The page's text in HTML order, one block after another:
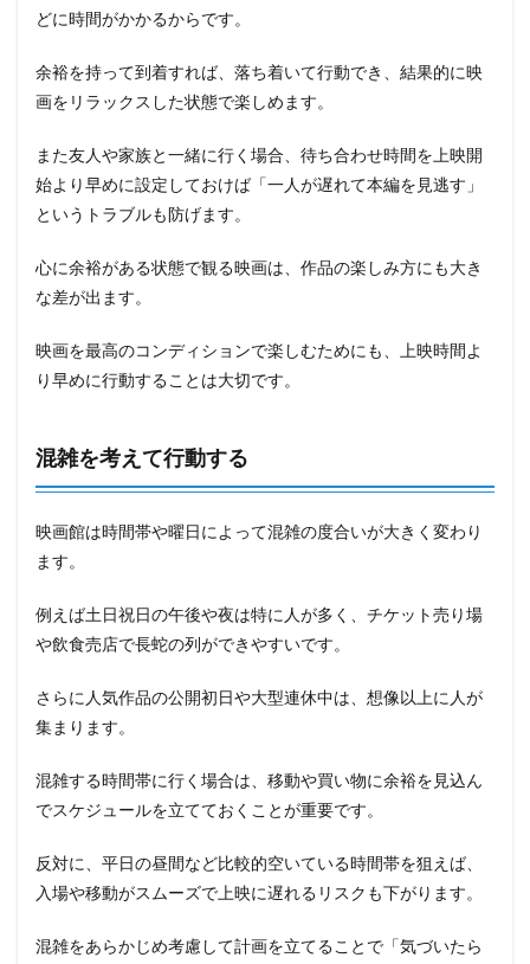
どに時間がかかるからです。
余裕を持って到着すれば、落ち着いて行動でき、結果的に映
画をリラックスした状態で楽しめます。
また友人や家族と一緒に行く場合、待ち合わせ時間を上映開
始より早めに設定しておけば「一人が遅れて本編を見逃す」
というトラブルも防げます。
心に余裕がある状態で観る映画は、作品の楽しみ方にも大き
な差が出ます。
映画を最高のコンディションで楽しむためにも、上映時間よ
り早めに行動することは大切です。
混雑を考えて行動する
映画館は時間帯や曜日によって混雑の度合いが大きく変わり
ます。
例えば土日祝日の午後や夜は特に人が多く、チケット売り場
や飲食売店で長蛇の列ができやすいです。
さらに人気作品の公開初日や大型連休中は、想像以上に人が
集まります。
混雑する時間帯に行く場合は、移動や買い物に余裕を見込ん
でスケジュールを立てておくことが重要です。
反対に、平日の昼間など比較的空いている時間帯を狙えば、
入場や移動がスムーズで上映に遅れるリスクも下がります。
混雑をあらかじめ考慮して計画を立てることで「気づいたら